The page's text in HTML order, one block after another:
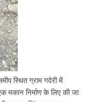
स्थित ग्राम गदेरी में
निर्माण के लिए की जा